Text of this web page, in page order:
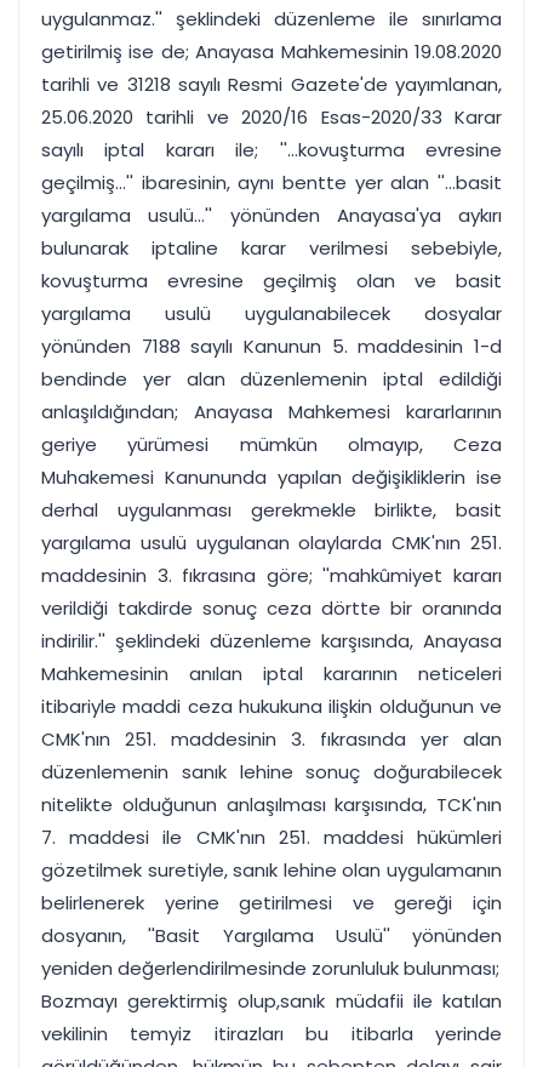
uygulanmaz.'' şeklindeki düzenleme ile sınırlama
getirilmiş ise de; Anayasa Mahkemesinin 19.08.2020
tarihli ve 31218 sayılı Resmi Gazete'de yayımlanan,
25.06.2020 tarihli ve 2020/16 Esas-2020/33 Karar
sayılı iptal kararı ile; ''...kovuşturma evresine
geçilmiş...'' ibaresinin, aynı bentte yer alan ''...basit
yargılama usulü...'' yönünden Anayasa'ya aykırı
bulunarak iptaline karar verilmesi sebebiyle,
kovuşturma evresine geçilmiş olan ve basit
yargılama usulü uygulanabilecek dosyalar
yönünden 7188 sayılı Kanunun 5. maddesinin 1-d
bendinde yer alan düzenlemenin iptal edildiği
anlaşıldığından; Anayasa Mahkemesi kararlarının
geriye yürümesi mümkün olmayıp, Ceza
Muhakemesi Kanununda yapılan değişikliklerin ise
derhal uygulanması gerekmekle birlikte, basit
yargılama usulü uygulanan olaylarda CMK'nın 251.
maddesinin 3. fıkrasına göre; ''mahkûmiyet kararı
verildiği takdirde sonuç ceza dörtte bir oranında
indirilir.'' şeklindeki düzenleme karşısında, Anayasa
Mahkemesinin anılan iptal kararının neticeleri
itibariyle maddi ceza hukukuna ilişkin olduğunun ve
CMK'nın 251. maddesinin 3. fıkrasında yer alan
düzenlemenin sanık lehine sonuç doğurabilecek
nitelikte olduğunun anlaşılması karşısında, TCK'nın
7. maddesi ile CMK'nın 251. maddesi hükümleri
gözetilmek suretiyle, sanık lehine olan uygulamanın
belirlenerek yerine getirilmesi ve gereği için
dosyanın, ''Basit Yargılama Usulü'' yönünden
yeniden değerlendirilmesinde zorunluluk bulunması;
Bozmayı gerektirmiş olup,sanık müdafii ile katılan
vekilinin temyiz itirazları bu itibarla yerinde